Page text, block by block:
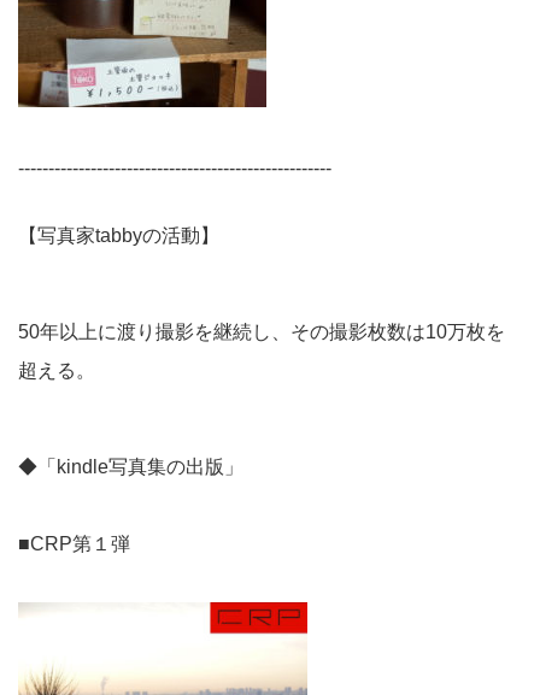
----------------------------------------------------
【写真家tabbyの活動】
50年以上に渡り撮影を継続し、その撮影枚数は10万枚を
超える。
◆「kindle写真集の出版」
■CRP第１弾